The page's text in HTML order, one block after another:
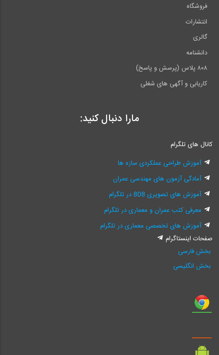
فروشگاه
انتشارات
گالری
دانشنامه
۸۰۸ پلاس (پرسش و پاسخ)
کاریابی و آگهی های شغلی
مارا دنبال کنید:
کانال های تلگرام
آموزش طراحی عملکردی سازه ها
آمادگی آزمون های مهندسی عمران
آموزش های تصویری 808 در تلگرام
معرفی کتب عمران و معماری در تلگرام
آموزش های تخصصی معماری در تلگرام
صفحات اینستاگرام
بخش فارسی
بخش انگلیسی